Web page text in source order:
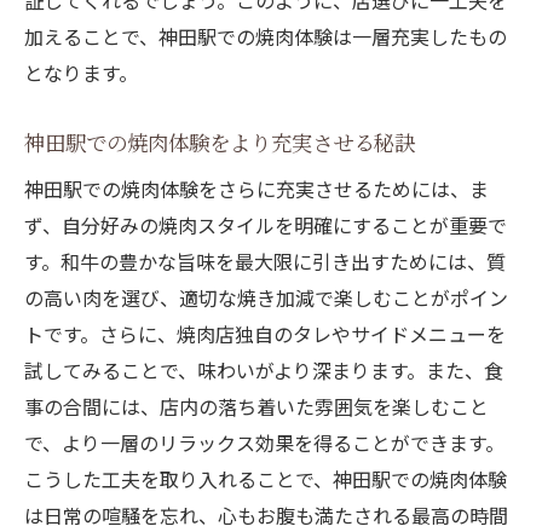
心地よい空間で堪能する焼肉体験の魅力
神田駅での焼肉店選びのポイント：心地よ
和牛を堪能するための神田駅の焼肉環境
雰囲気抜群！神田駅の焼肉店で過ごす特別
な時間
心地よい空間で焼肉を楽しむ神田駅の魅力
神田駅での焼肉体験をより豊かにする空間
の工夫
焼肉の美味しさを引き立てる神田駅の特別
な空間
神田駅で焼肉を楽しむための特別な食事券活用
法
加えることで、神田駅での焼肉体験は一層充実したもの
となります。
神田駅での焼肉体験をより充実させる秘訣
神田駅での焼肉体験をさらに充実させるためには、ま
ず、自分好みの焼肉スタイルを明確にすることが重要で
す。和牛の豊かな旨味を最大限に引き出すためには、質
の高い肉を選び、適切な焼き加減で楽しむことがポイン
トです。さらに、焼肉店独自のタレやサイドメニューを
試してみることで、味わいがより深まります。また、食
事の合間には、店内の落ち着いた雰囲気を楽しむこと
で、より一層のリラックス効果を得ることができます。
こうした工夫を取り入れることで、神田駅での焼肉体験
は日常の喧騒を忘れ、心もお腹も満たされる最高の時間